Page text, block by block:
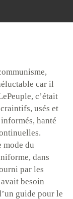
car il
c’était
usés et
hanté
mode du
dans
par les
besoin
guide pour le